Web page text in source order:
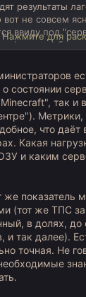
результаты
вот не совсем
ввиду под
(железо)
Нажмите для
состоянии
так и
что
Какая
и каким
показатель
(тот же ТПС
в долях,
и так далее).
точная. Не